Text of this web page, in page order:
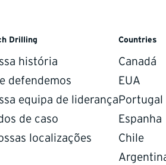
Drilling
história
defendemos
equipa de liderança
de caso
localizações
Countries
Canadá
EUA
Portugal
Espanha
Chile